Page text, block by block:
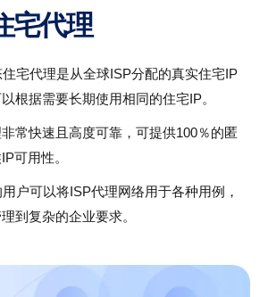
宅代理
宅代理是从全球ISP分配的真实住宅IP
根据需要长期使用相同的住宅IP。
常快速且高度可靠，可提供100％的匿
可用性。
户可以将ISP代理网络用于各种用例，
到复杂的企业要求。